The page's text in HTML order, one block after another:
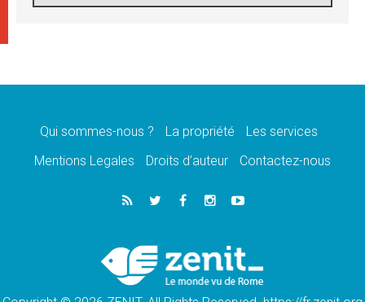
1ère Conférence continentale sur l'éducation
07.08.2026
07.08.2026
lancement des «dix jours de prière pour la
06.08.2026
Préparatifs des JMJ 2027 à Séoul: «c'est
Chrétiens et confucéens: respect et sagesse
pour relever les «défis urgents»
Qui sommes-nous ? La propriété
Les services
Mentions Legales
Droits d’auteur Contactez-nous